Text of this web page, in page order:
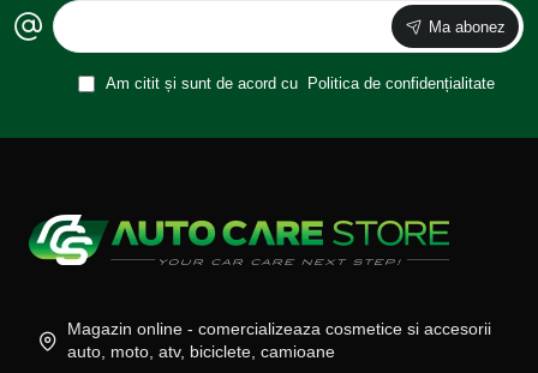
Ma abonez
Am citit și sunt de acord cu Politica de confidențialitate
Magazin online - comercializeaza cosmetice si accesorii
auto, moto, atv, biciclete, camioane